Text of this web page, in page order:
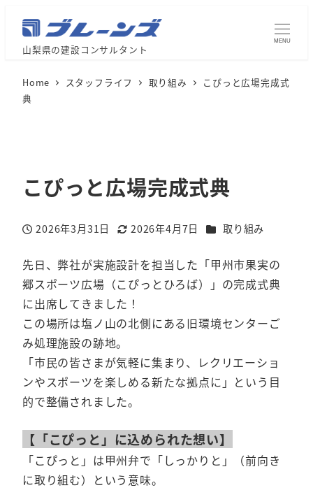
山梨県の建設コンサルタント
MENU
Home スタッフライフ 取り組み
こぴっと広場完成式
典
こぴっと広場完成式典
投稿日
2026年3月31日
更新日
2026年4月7日 カテゴリー
取り組み
先日、弊社が実施設計を担当した「甲州市果実の
郷スポーツ広場（こぴっとひろば）」の完成式典
に出席してきました！
この場所は塩ノ山の北側にある旧環境センターご
み処理施設の跡地。
「市民の皆さまが気軽に集まり、レクリエーショ
ンやスポーツを楽しめる新たな拠点に」という目
的で整備されました。
【「こぴっと」に込められた想い】
「こぴっと」は甲州弁で「しっかりと」（前向き
に取り組む）という意味。